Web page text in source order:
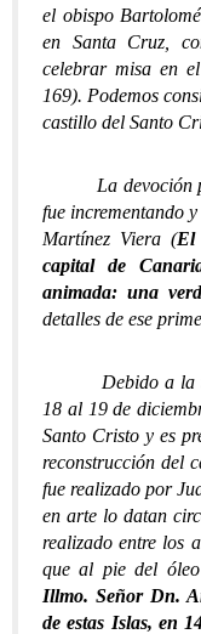
el obispo
en Santa Cruz,
celebrar misa en
169). Podemos
castillo del Santo
La devoción
fue incrementando
Martínez Viera (El
capital de
animada: una
detalles de ese
Debido a la
18 al 19 de
Santo Cristo y es
reconstrucción del
fue realizado por
en arte lo datan
realizado entre los
que al pie del
Illmo. Señor Dn.
de estas Islas, en